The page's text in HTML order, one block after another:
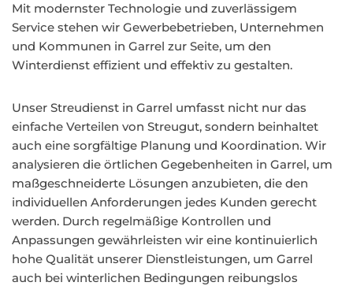
Mit modernster Technologie und zuverlässigem
Service stehen wir Gewerbebetrieben, Unternehmen
und Kommunen in Garrel zur Seite, um den
Winterdienst effizient und effektiv zu gestalten.
Unser Streudienst in Garrel umfasst nicht nur das
einfache Verteilen von Streugut, sondern beinhaltet
auch eine sorgfältige Planung und Koordination. Wir
analysieren die örtlichen Gegebenheiten in Garrel, um
maßgeschneiderte Lösungen anzubieten, die den
individuellen Anforderungen jedes Kunden gerecht
werden. Durch regelmäßige Kontrollen und
Anpassungen gewährleisten wir eine kontinuierlich
hohe Qualität unserer Dienstleistungen, um Garrel
auch bei winterlichen Bedingungen reibungslos